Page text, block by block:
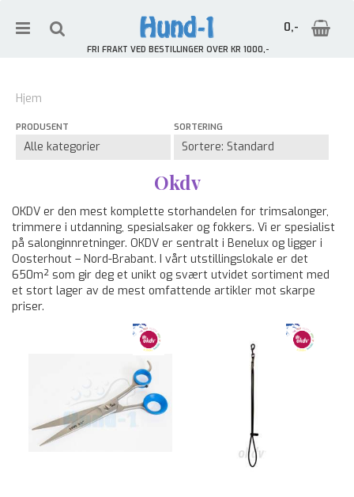
0,-
FRI FRAKT VED BESTILLINGER OVER KR 1000,-
Hjem
PRODUSENT SORTERING
Okdv
OKDV er den mest komplette storhandelen for trimsalonger,
trimmere i utdanning, spesialsaker og fokkers. Vi er spesialist
på salonginnretninger. OKDV er sentralt i Benelux og ligger i
Oosterhout – Nord-Brabant. I vårt utstillingslokale er det
650m² som gir deg et unikt og svært utvidet sortiment med
et stort lager av de mest omfattende artikler mot skarpe
priser.